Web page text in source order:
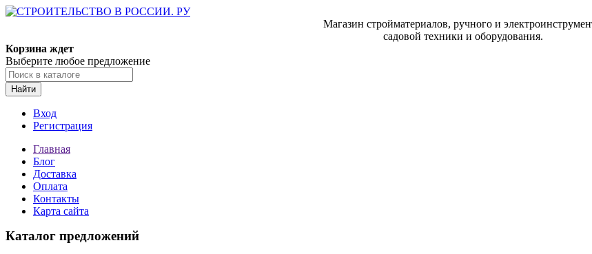
Магазин стройматериалов, ручного и
садовой техники и оборудования.
Корзина ждет
Выберите любое предложение
Найти
Вход
Регистрация
Главная
Блог
Доставка
Оплата
Контакты
Карта сайта
Каталог предложений